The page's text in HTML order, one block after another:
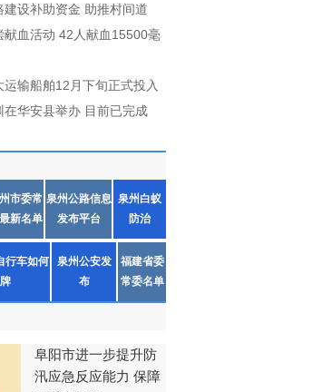
设补助资金 助推村间道
献血活动 42人献血15500毫
输船舶12月下旬正式投入
在华安县举办 目前已完成
市委常
新名单
泉州公路信息
发布平台
泉州白蚁
防治
行车如何
泉州公安发
布
福建省委
常委名单
阜阳市进一步提升防
汛应急反应能力 保障